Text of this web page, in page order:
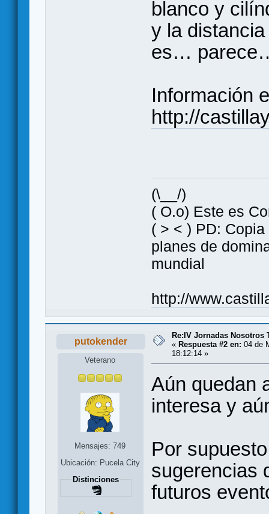
blanco y
y la
es…
Información
http://
(\__/)
( O.o) Este es
( > < ) PD:
planes de
mundial
http://
putokender
Veterano
Mensajes: 749
Ubicación: Pucela City
Distinciones
Re:IV Jornadas Nosotros
« Respuesta #2 en: 04 de
18:12:14 »
Aún quedan
interesa y
Por
sugerencias
futuros